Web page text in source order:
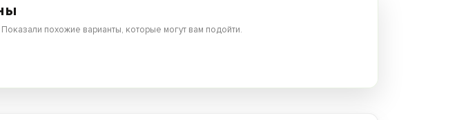
похожие варианты, которые могут вам подойти.